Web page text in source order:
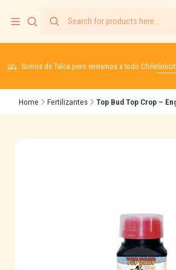
Somos de Talca pero enviamos a todo Chile
Home Fertilizantes Top Bud Top Crop –